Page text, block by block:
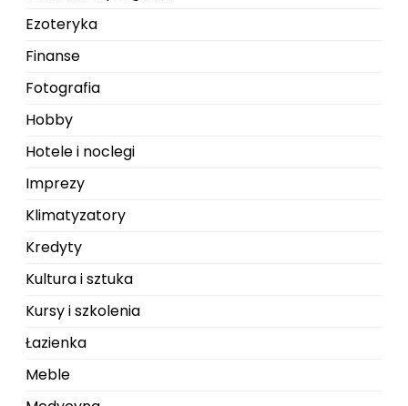
Ezoteryka
Finanse
Fotografia
Hobby
Hotele i noclegi
Imprezy
Klimatyzatory
Kredyty
Kultura i sztuka
Kursy i szkolenia
Łazienka
Meble